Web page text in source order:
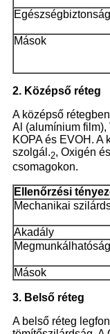
Egészségbiztonság
Mások
2. Középső réteg
A középső
Al (alumínium film),
KOPA és EVOH. A
szolgál.2, Oxigén
csomagokon.
Ellenőrzési
Mechanikai
Akadály
Megmunkálhatóság
Mások
3. Belső réteg
A belső réteg